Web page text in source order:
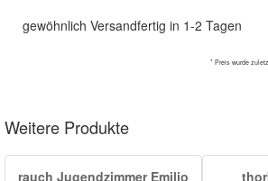
gewöhnlich Versandfertig in 1-2 Tagen
* Preis wurde
Weitere Produkte
rauch Jugendzimmer Emilio